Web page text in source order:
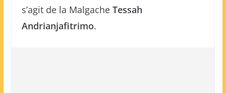
s’agit de la Malgache Tessah
Andrianjafitrimo.